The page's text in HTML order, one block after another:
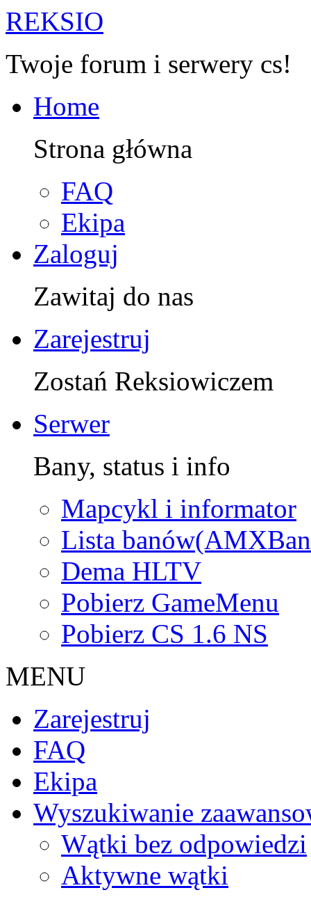
REKSIO
Twoje forum i serwery cs!
Home
Strona główna
FAQ
Ekipa
Zaloguj
Zawitaj do nas
Zarejestruj
Zostań Reksiowiczem
Serwer
Bany, status i info
Mapcykl i informator
Lista
Dema HLTV
Pobierz GameMenu
Pobierz CS 1.6 NS
MENU
Zarejestruj
FAQ
Ekipa
Wyszukiwanie
Wątki bez odpowiedzi
Aktywne wątki